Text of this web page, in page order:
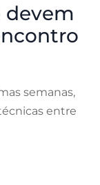
devem
semanas,
entre